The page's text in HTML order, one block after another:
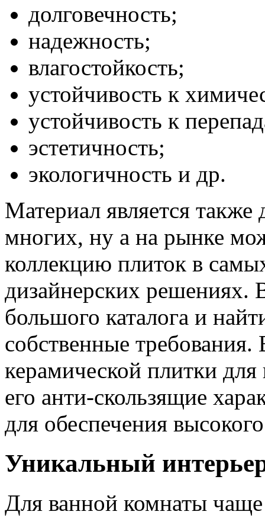
долговечность;
надежность;
влагостойкость;
устойчивость к
устойчивость к
эстетичность;
экологичность и др.
Материал является
многих, ну а на рынке
коллекцию плиток в
дизайнерских решениях.
большого каталога и
собственные
керамической плитки
его анти-скользящие
для обеспечения
Уникальный
Для ванной комнаты